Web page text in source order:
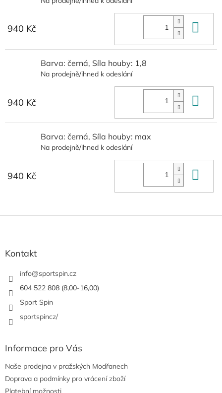
940 Kč
Barva: černá, Síla houby: 1,8
Na prodejně/ihned k odeslání
940 Kč
Barva: černá, Síla houby: max
Na prodejně/ihned k odeslání
940 Kč
Z
Kontakt
info@sportspin.cz
604 522 808 (8,00-16,00)
Sport Spin
sportspincz/
Informace pro Vás
Naše prodejna v pražských Modřanech
Doprava a podmínky pro vrácení zboží
Platební možnosti